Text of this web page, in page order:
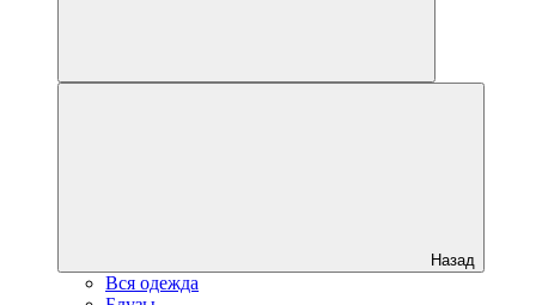
Назад
Вся одежда